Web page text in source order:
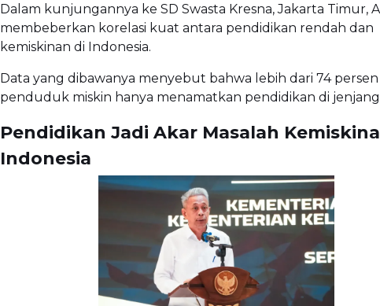
Dalam kunjungannya ke SD Swasta Kresna, Jakarta Timur,
membeberkan korelasi kuat antara pendidikan rendah dan
kemiskinan di Indonesia.
Data yang dibawanya menyebut bahwa lebih dari 74 persen
penduduk miskin hanya menamatkan pendidikan di jenjang
Pendidikan Jadi Akar Masalah
Indonesia